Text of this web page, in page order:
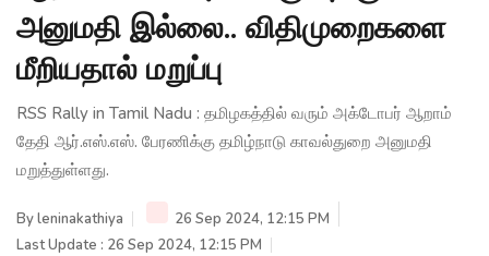
அனுமதி இல்லை.. விதிமுறைகளை
மீறியதால் மறுப்பு
RSS Rally in Tamil Nadu : தமிழகத்தில் வரும் அக்டோபர் ஆறாம்
தேதி ஆர்.எஸ்.எஸ். பேரணிக்கு தமிழ்நாடு காவல்துறை அனுமதி
மறுத்துள்ளது.
Byleninakathiya
26 Sep 2024, 12:15 PM
Last Update : 26 Sep 2024, 12:15 PM